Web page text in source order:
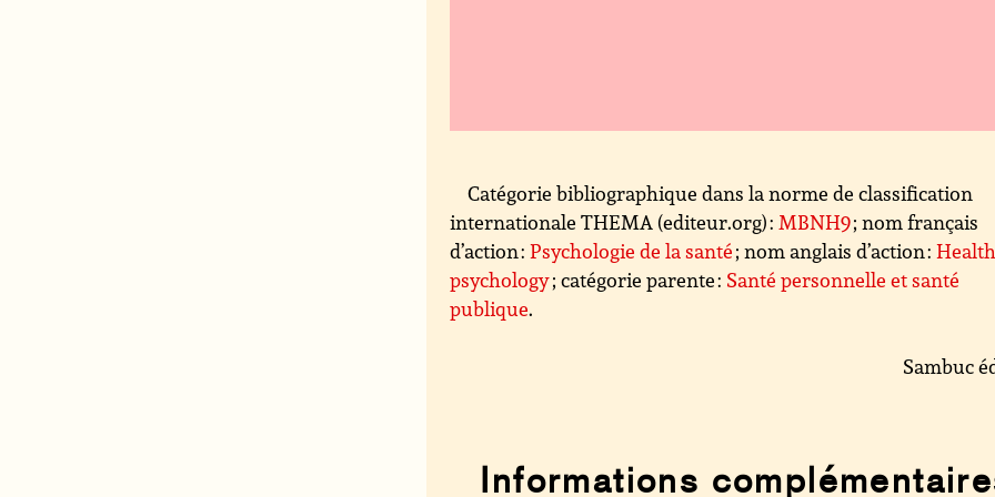
Catégorie bibliographique dans la norme de classification
internationale THEMA (editeur.org) :MBNH9; nom français
d’action :Psychologie de la santé; nom anglais d’action :Health
psychology; catégorie parente : Santé personnelle et santé
publique.
Sambuc
Informations